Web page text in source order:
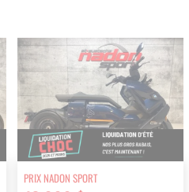
PRIX NADON SPORT